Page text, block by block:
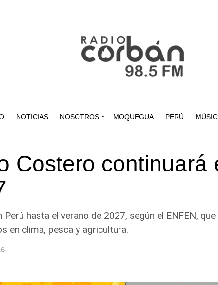
NOTICIAS NOSOTROS MOQUEGUA PERÚ
Costero continuará
hasta el verano de 2027, según el ENFEN, que
en clima, pesca y agricultura.